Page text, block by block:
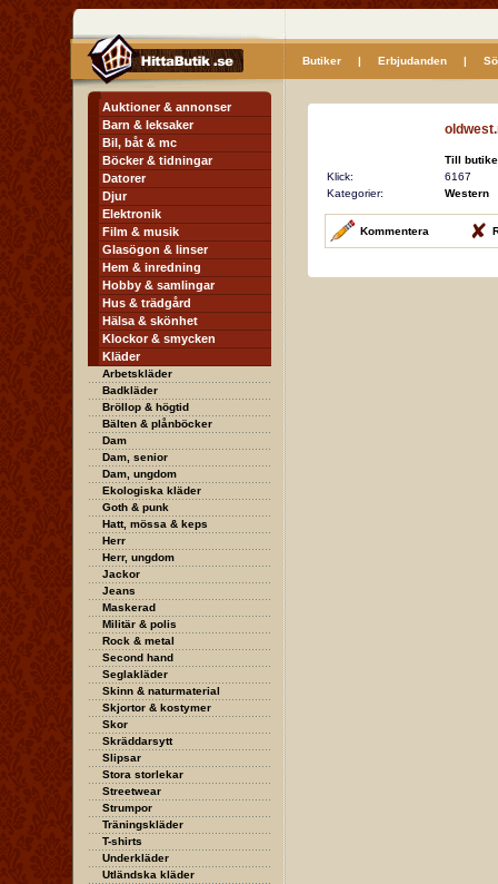
Butiker| Erbjudanden|
Auktioner & annonser
Barn & leksaker
Bil, båt & mc
Böcker & tidningar
Datorer
Djur
Elektronik
Film & musik
Glasögon & linser
Hem & inredning
Hobby & samlingar
Hus & trädgård
Hälsa & skönhet
Klockor & smycken
Kläder
Arbetskläder
Badkläder
Bröllop & högtid
Bälten & plånböcker
Dam
Dam, senior
Dam, ungdom
Ekologiska kläder
Goth & punk
Hatt, mössa & keps
Herr
Herr, ungdom
Jackor
Jeans
Maskerad
Militär & polis
Rock & metal
Second hand
Seglakläder
Skinn & naturmaterial
Skjortor & kostymer
Skor
Skräddarsytt
Slipsar
Stora storlekar
Streetwear
Strumpor
Träningskläder
T-shirts
Underkläder
Utländska kläder
Till
Klick:
6167
Kategorier:
Western
Kommentera